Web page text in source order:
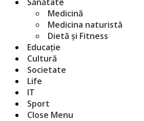
Medicină
Medicina naturistă
Dietă și Fitness
Educație
Cultură
Societate
Life
IT
Sport
Close Menu